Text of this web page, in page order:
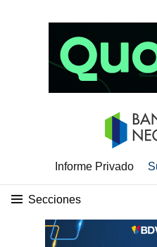
Informe Privado
Secciones